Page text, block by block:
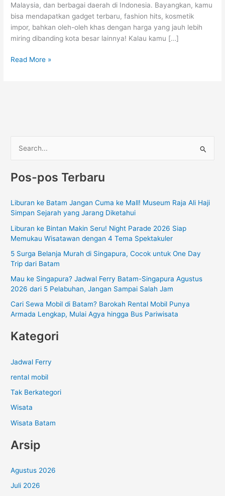
Malaysia, dan berbagai daerah di Indonesia. Bayangkan, kamu
bisa mendapatkan gadget terbaru, fashion hits, kosmetik
impor, bahkan oleh-oleh khas dengan harga yang jauh lebih
miring dibanding kota besar lainnya! Kalau kamu […]
Read More »
r
u
n
t
Pos-pos Terbaru
Liburan ke Batam Jangan Cuma ke Mall! Museum Raja Ali Haji
Simpan Sejarah yang Jarang Diketahui
Liburan ke Bintan Makin Seru! Night Parade 2026 Siap
Memukau Wisatawan dengan 4 Tema Spektakuler
5 Surga Belanja Murah di Singapura, Cocok untuk One Day
Trip dari Batam
Mau ke Singapura? Jadwal Ferry Batam-Singapura Agustus
2026 dari 5 Pelabuhan, Jangan Sampai Salah Jam
Cari Sewa Mobil di Batam? Barokah Rental Mobil Punya
Armada Lengkap, Mulai Agya hingga Bus Pariwisata
Kategori
Jadwal Ferry
rental mobil
Tak Berkategori
Wisata
Wisata Batam
Arsip
Agustus 2026
Juli 2026